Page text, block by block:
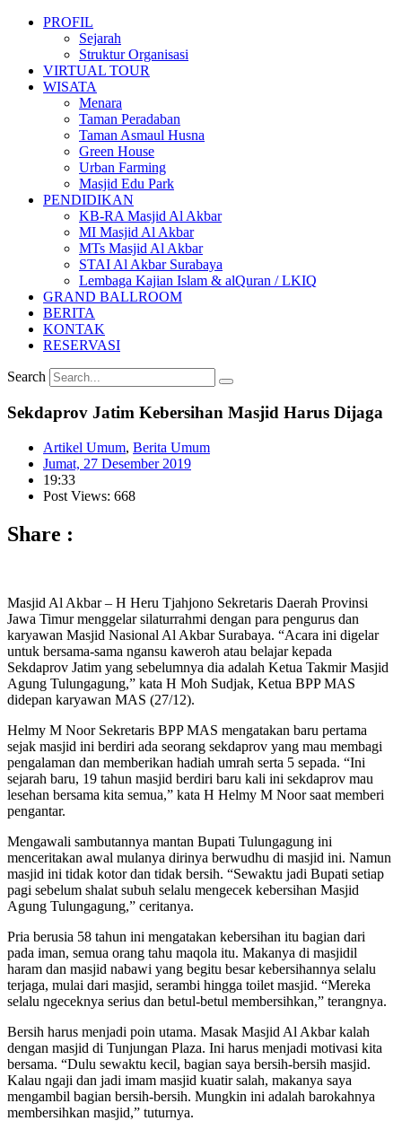
PROFIL
Sejarah
Struktur Organisasi
VIRTUAL TOUR
WISATA
Menara
Taman Peradaban
Taman Asmaul Husna
Green House
Urban Farming
Masjid Edu Park
PENDIDIKAN
KB-RA Masjid Al Akbar
MI Masjid Al Akbar
MTs Masjid Al Akbar
STAI Al Akbar Surabaya
Lembaga Kajian Islam & alQuran / LKIQ
GRAND BALLROOM
BERITA
KONTAK
RESERVASI
Search
Sekdaprov Jatim Kebersihan Masjid Harus Dijaga
Artikel Umum, Berita Umum
Jumat, 27 Desember 2019
19:33
Post Views: 668
Share :
Masjid Al Akbar – H Heru Tjahjono Sekretaris Daerah Provinsi
Jawa Timur menggelar silaturrahmi dengan para pengurus dan
karyawan Masjid Nasional Al Akbar Surabaya. “Acara ini digelar
untuk bersama-sama ngansu kaweroh atau belajar kepada
Sekdaprov Jatim yang sebelumnya dia adalah Ketua Takmir Masjid
Agung Tulungagung,” kata H Moh Sudjak, Ketua BPP MAS
didepan karyawan MAS (27/12).
Helmy M Noor Sekretaris BPP MAS mengatakan baru pertama
sejak masjid ini berdiri ada seorang sekdaprov yang mau membagi
pengalaman dan memberikan hadiah umrah serta 5 sepada. “Ini
sejarah baru, 19 tahun masjid berdiri baru kali ini sekdaprov mau
lesehan bersama kita semua,” kata H Helmy M Noor saat memberi
pengantar.
Mengawali sambutannya mantan Bupati Tulungagung ini
menceritakan awal mulanya dirinya berwudhu di masjid ini. Namun
masjid ini tidak kotor dan tidak bersih. “Sewaktu jadi Bupati setiap
pagi sebelum shalat subuh selalu mengecek kebersihan Masjid
Agung Tulungagung,” ceritanya.
Pria berusia 58 tahun ini mengatakan kebersihan itu bagian dari
pada iman, semua orang tahu maqola itu. Makanya di masjidil
haram dan masjid nabawi yang begitu besar kebersihannya selalu
terjaga, mulai dari masjid, serambi hingga toilet masjid. “Mereka
selalu ngeceknya serius dan betul-betul membersihkan,” terangnya.
Bersih harus menjadi poin utama. Masak Masjid Al Akbar kalah
dengan masjid di Tunjungan Plaza. Ini harus menjadi motivasi kita
bersama. “Dulu sewaktu kecil, bagian saya bersih-bersih masjid.
Kalau ngaji dan jadi imam masjid kuatir salah, makanya saya
mengambil bagian bersih-bersih. Mungkin ini adalah barokahnya
membersihkan masjid,” tuturnya.